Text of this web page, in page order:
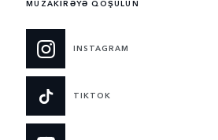
MÜZAKİRƏYƏ QOŞULUN
INSTAGRAM
TIKTOK